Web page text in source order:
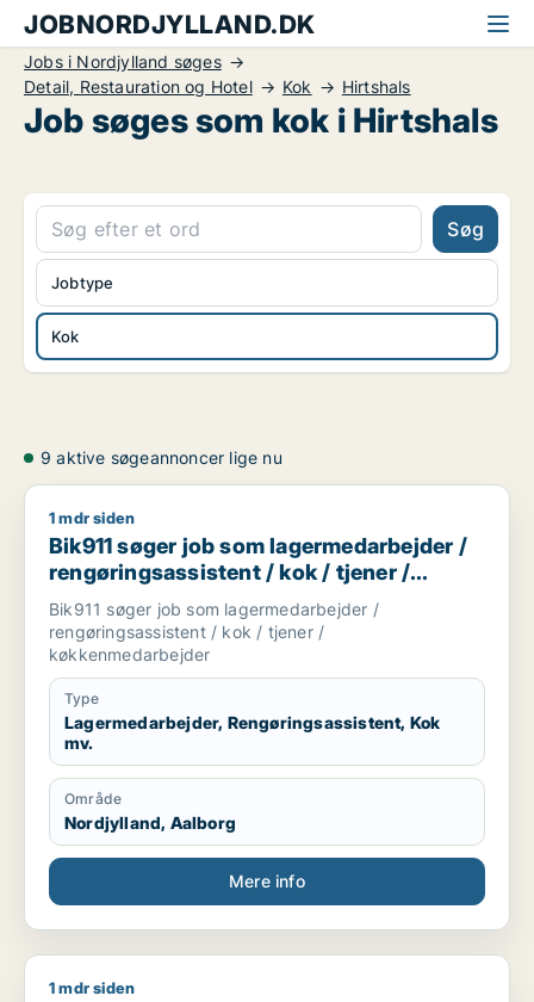
JOBNORDJYLLAND.DK
Jobs i Nordjylland søges
Detail, Restauration og Hotel
Kok Hirtshals
Job søges som kok i Hirtshals
Søg
Kok
Jobtype
9 aktive søgeannoncer lige nu
Bik911 søger job som lagermedarbejder /
1 mdr siden
Bik911 søger job som lagermedarbejder /
rengøringsassistent / kok / tjener /
køkkenmedarbejder
Bik911 søger job som lagermedarbejder /
rengøringsassistent / kok / tjener /
køkkenmedarbejder
Type
Lagermedarbejder, Rengøringsassistent, Kok
mv.
Område
Nordjylland, Aalborg
Mere info
Lennarth søger job som kok / hotelmedarbejder
1 mdr siden